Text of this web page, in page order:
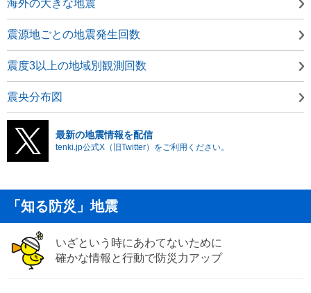
海外の大きな地震
震源地ごとの地震発生回数
震度3以上の地域別観測回数
震央分布図
最新の地震情報を配信
tenki.jp公式X（旧Twitter）をご利用ください。
「知る防災」地震
いざという時にあわてないために
確かな情報と行動で防災力アップ